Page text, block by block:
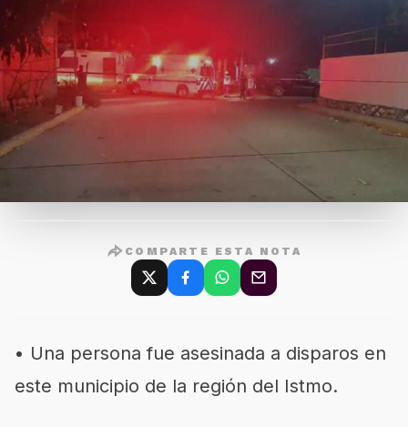
COMPARTE ESTA NOTA
• Una persona fue asesinada a disparos en
este municipio de la región del Istmo.